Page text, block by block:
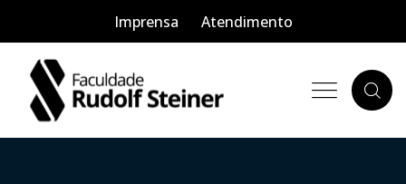
Imprensa Atendimento